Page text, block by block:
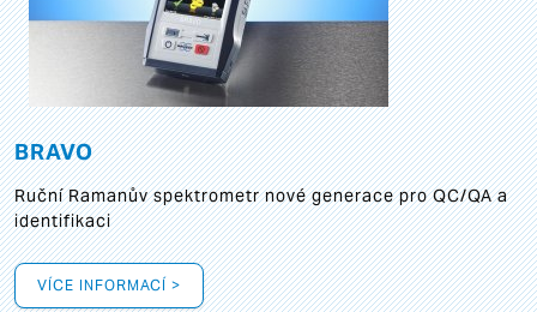
BRAVO
Ruční Ramanův spektrometr nové generace pro QC/QA a
identifikaci
VÍCE INFORMACÍ >